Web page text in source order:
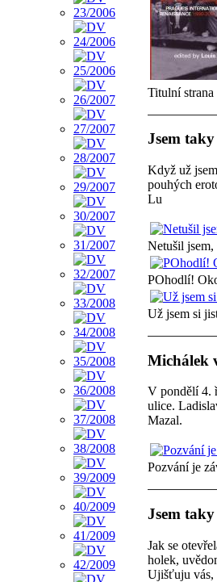
Titulní
Jsem
Když už
pouhých
Lu
Netušil
POhodlí!
Už jsem si
Michálek
V pondělí 4.
ulice.
Mazal.
Pozvání je
Jsem
Jak se
holek,
Ujišťuju vás,